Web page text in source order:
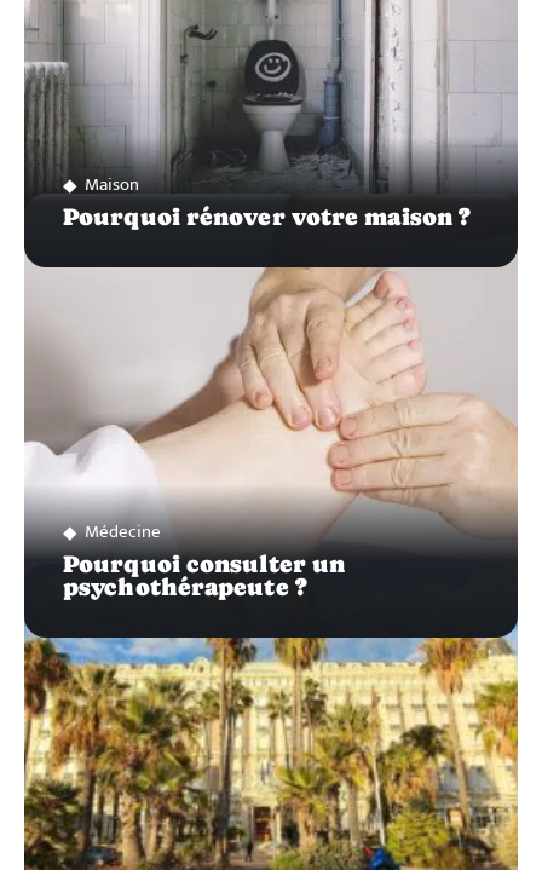
Maison
Pourquoi rénover votre maison ?
Médecine
Pourquoi consulter un
psychothérapeute ?